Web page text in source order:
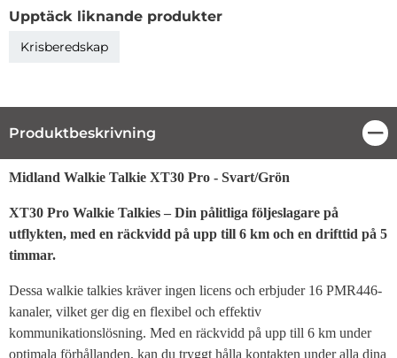
Upptäck liknande produkter
Krisberedskap
Produktbeskrivning
Produktbeskrivning
Midland Walkie Talkie XT30 Pro - Svart/Grön
XT30 Pro Walkie Talkies – Din pålitliga följeslagare på
utflykten, med en räckvidd på upp till 6 km och en drifttid på 5
timmar.
Dessa walkie talkies kräver ingen licens och erbjuder 16 PMR446-
kanaler, vilket ger dig en flexibel och effektiv
kommunikationslösning. Med en räckvidd på upp till 6 km under
optimala förhållanden, kan du tryggt hålla kontakten under alla dina